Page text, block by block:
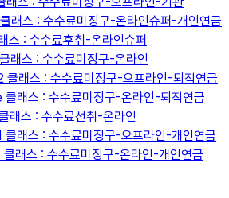
래스 : 수수료미징구-온라인슈퍼-개인연금
스 : 수수료후취-온라인슈퍼
래스 : 수수료미징구-온라인
클래스 : 수수료미징구-오프라인-퇴직연금
클래스 : 수수료미징구-온라인-퇴직연금
래스 : 수수료선취-온라인
클래스 : 수수료미징구-오프라인-개인연금
클래스 : 수수료미징구-온라인-개인연금